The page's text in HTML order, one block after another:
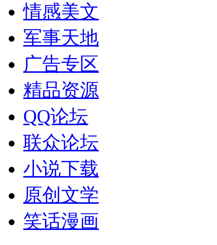
情感美文
军事天地
广告专区
精品资源
QQ论坛
联众论坛
小说下载
原创文学
笑话漫画